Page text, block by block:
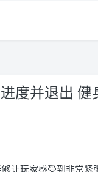
度并退出
让玩家感受到非常